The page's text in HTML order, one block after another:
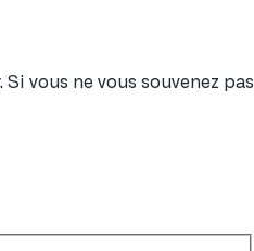
vous ne vous souvenez pas